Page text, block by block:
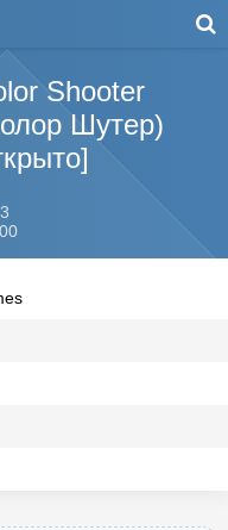
Shooter
Шутер)